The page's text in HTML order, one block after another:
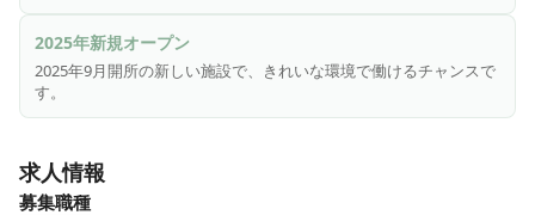
◎こんな方をお待ちしております
・人と会話するのが好きな方
・色々なところに行くのが好きな方
・問題なくPC操作ができる方
・相手の気持ちを大切に考えて行動できる方
2025年新規オープン
2025年9月開所の新しい施設で、きれいな環境で働けるチャンスで
す。
求人情報
募集職種